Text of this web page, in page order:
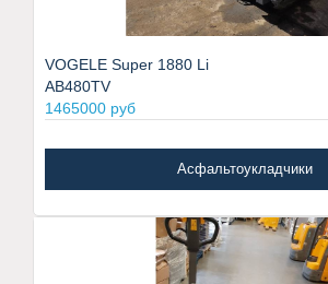
VOGELE Super 1880 Li
AB480TV
1465000 руб
Асфальтоукладчики